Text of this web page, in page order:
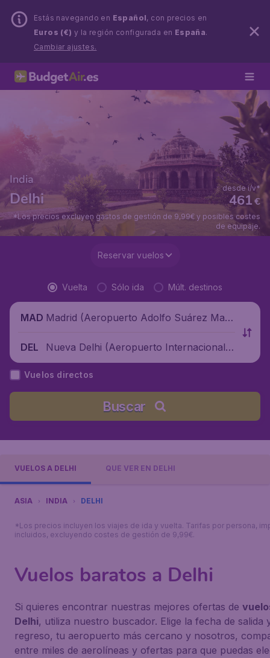
Estás navegando en Español, con precios en
Euros (€) y la región configurada en España.
Cambiar ajustes.
India
Delhi €
461
desde i/v*
*Los precios excluyen gastos de gestión de 9,99€ y posibles costes
de equipaje.
Reservar vuelos
Vuelta Sólo ida Múlt. destinos
MAD Madrid (Aeropuerto Adolfo Suárez Madr
DEL
Nueva Delhi (Aeropuerto Internacional I
ndira Gandhi), India
Vuelos directos
Buscar
VUELOS A DELHI QUÉ VER EN DELHI
ASIA INDIA DELHI
*Los precios incluyen los viajes de ida y vuelta. Tarifas por persona,
incluidos, excluyendo costes de gestión de 9,99€.
Vuelos baratos a Delhi
Si quieres encontrar nuestras mejores ofertas de
Delhi, utiliza nuestro buscador. Elige la fecha de salida
regreso, tu aeropuerto más cercano y nosotros,
entre miles de aerolíneas y ofertas para que puedas